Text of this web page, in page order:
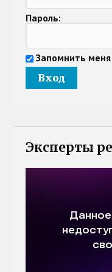
Пароль:
Запомнить меня
Эксперты